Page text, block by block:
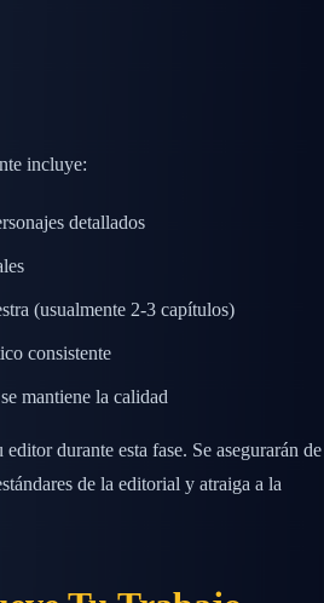
incluye:
detallados
(usualmente 2-3 capítulos)
consistente
mantiene la calidad
durante esta fase. Se asegurarán de
de la editorial y atraiga a la